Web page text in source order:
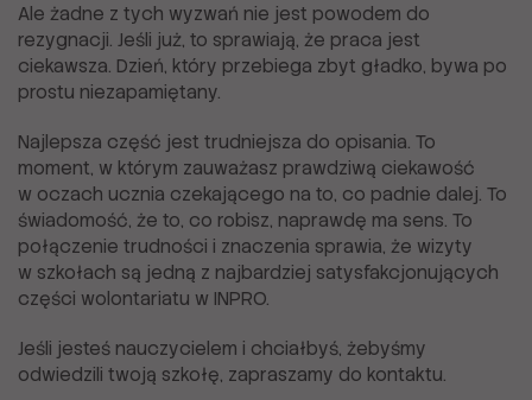
Ale żadne z tych wyzwań nie jest powodem do
rezygnacji. Jeśli już, to sprawiają, że praca jest
ciekawsza. Dzień, który przebiega zbyt gładko, bywa po
prostu niezapamiętany.
Najlepsza część jest trudniejsza do opisania. To
moment, w którym zauważasz prawdziwą ciekawość
w oczach ucznia czekającego na to, co padnie dalej. To
świadomość, że to, co robisz, naprawdę ma sens. To
połączenie trudności i znaczenia sprawia, że wizyty
w szkołach są jedną z najbardziej satysfakcjonujących
części wolontariatu w INPRO.
Jeśli jesteś nauczycielem i chciałbyś, żebyśmy
odwiedzili twoją szkołę, zapraszamy do kontaktu.